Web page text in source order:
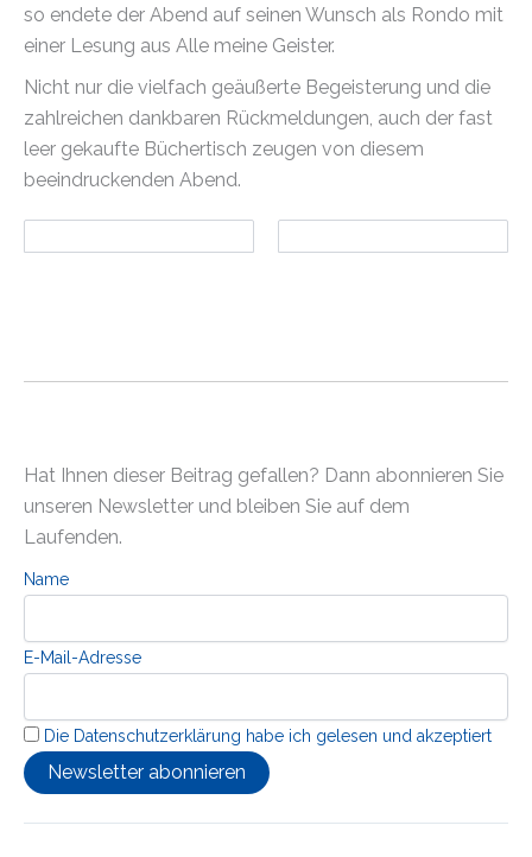
so endete der Abend auf seinen Wunsch als Rondo mit
einer Lesung aus Alle meine Geister.
Nicht nur die vielfach geäußerte Begeisterung und die
zahlreichen dankbaren Rückmeldungen, auch der fast
leer gekaufte Büchertisch zeugen von diesem
beeindruckenden Abend.
Hat Ihnen dieser Beitrag gefallen? Dann abonnieren Sie
unseren Newsletter und bleiben Sie auf dem
Laufenden.
Name
E-Mail-Adresse
Die Datenschutzerklärung habe ich gelesen und akzeptiert